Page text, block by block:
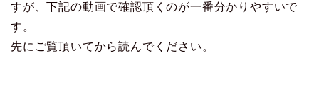
すが、下記の動画で確認頂くのが一番分かりやすいで
す。
先にご覧頂いてから読んでください。